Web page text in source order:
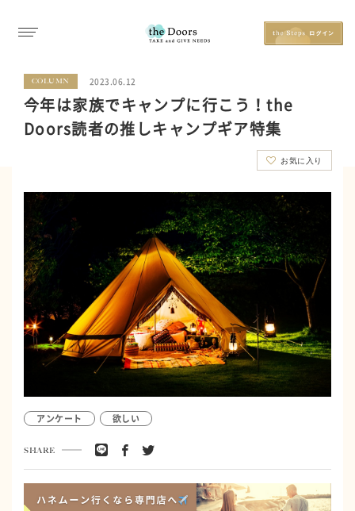
COLUMN 2023.06.12
今年は家族でキャンプに行こう！the
Doors読者の推しキャンプギア特集
お気に入り
アンケート 欲しい
SHARE